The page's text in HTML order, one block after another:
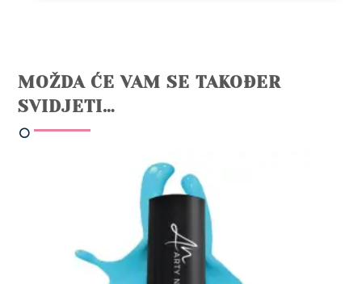
MOŽDA ĆE VAM SE TAKOĐER
SVIDJETI…